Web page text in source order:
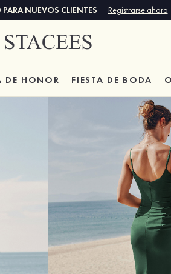
NUEVOS CLIENTES Registrarse ahora
DE HONOR FIESTA DE BODA